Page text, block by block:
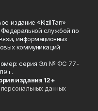
издание «KizilTan»
Федеральной службой по
информационных
коммуникаций
серия Эл № ФС 77-
г.
издания 12+
данных